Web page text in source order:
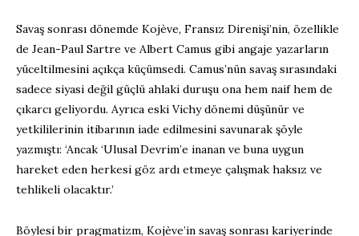
Savaş sonrası dönemde Kojève, Fransız Direnişi’nin, özellikle
de Jean-Paul Sartre ve Albert Camus gibi angaje yazarların
yüceltilmesini açıkça küçümsedi. Camus’nün savaş sırasındaki
sadece siyasi değil güçlü ahlaki duruşu ona hem naif hem de
çıkarcı geliyordu. Ayrıca eski Vichy dönemi düşünür ve
yetkililerinin itibarının iade edilmesini savunarak şöyle
yazmıştı: ‘Ancak ‘Ulusal Devrim’e inanan ve buna uygun
hareket eden herkesi göz ardı etmeye çalışmak haksız ve
tehlikeli olacaktır.’
Böylesi bir pragmatizm, Kojève’in savaş sonrası kariyerinde